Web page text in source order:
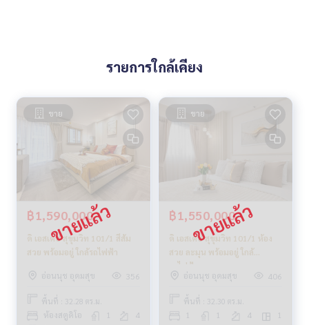
รายการใกล้เคียง
ขาย
฿1,590,000
ดิ เอสเคป สุขุมวิท 101/1 สีส้ม
สวย พร้อมอยู่ ใกล้รถไฟฟ้า
อ่อนนุช อุดมสุข 356
พื้นที่ : 32.28 ตร.ม.
ห้องสตูดิโอ 1
4
ขาย
฿1,550,000
ดิ เอสเคป สุขุมวิท 101/1 ห้อง
สวย ละมุน พร้อมอยู่ ใกล้
รถไฟฟ้า
อ่อนนุช อุดมสุข
406
พื้นที่ : 32.30 ตร.ม.
1 1 4 1